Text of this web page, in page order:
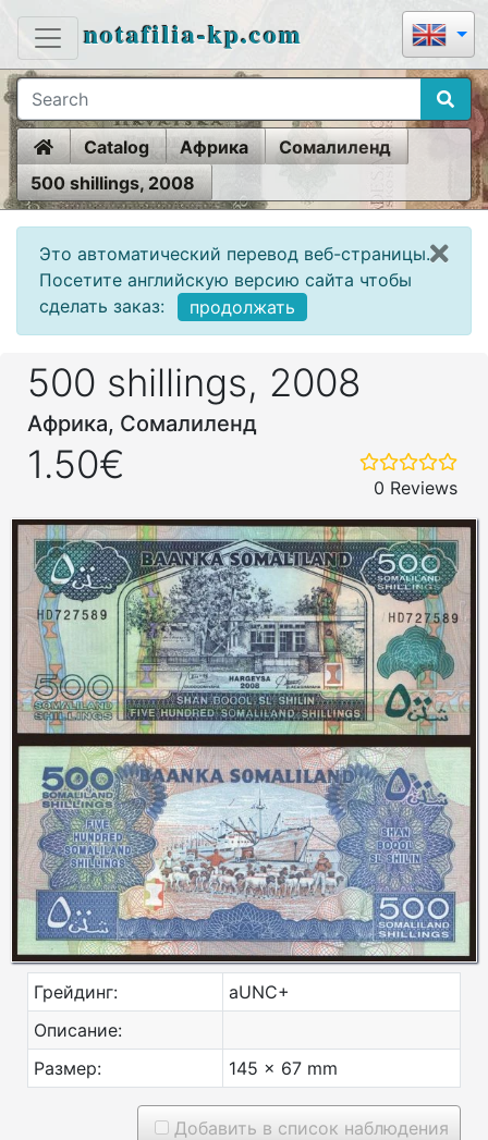
notafilia-kp.com
HomeCatalog Африка
Сомалиленд
500 shillings, 2008
Это автоматический перевод веб-страницы.
Посетите английскую версию сайта чтобы
сделать заказ:
продолжать
500 shillings, 2008
Африка, Сомалиленд
1.50€
0 Reviews
Грейдинг:
aUNC+
Описание:
Размер:
145 x 67 mm
Добавить в список наблюдения